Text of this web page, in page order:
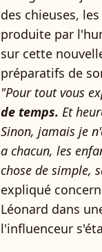
des chieuses,
produite par
sur cette
préparatifs de
"Pour tout vous
de temps. Et
Sinon, jamais je
a chacun, les
chose de simple,
expliqué
Léonard dans
l'influenceur